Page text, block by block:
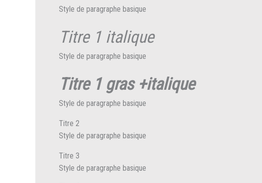
Style de paragraphe basique
Titre 1 italique
Style de paragraphe basique
Titre 1 gras +italique
Style de paragraphe basique
Titre 2
Style de paragraphe basique
Titre 3
Style de paragraphe basique